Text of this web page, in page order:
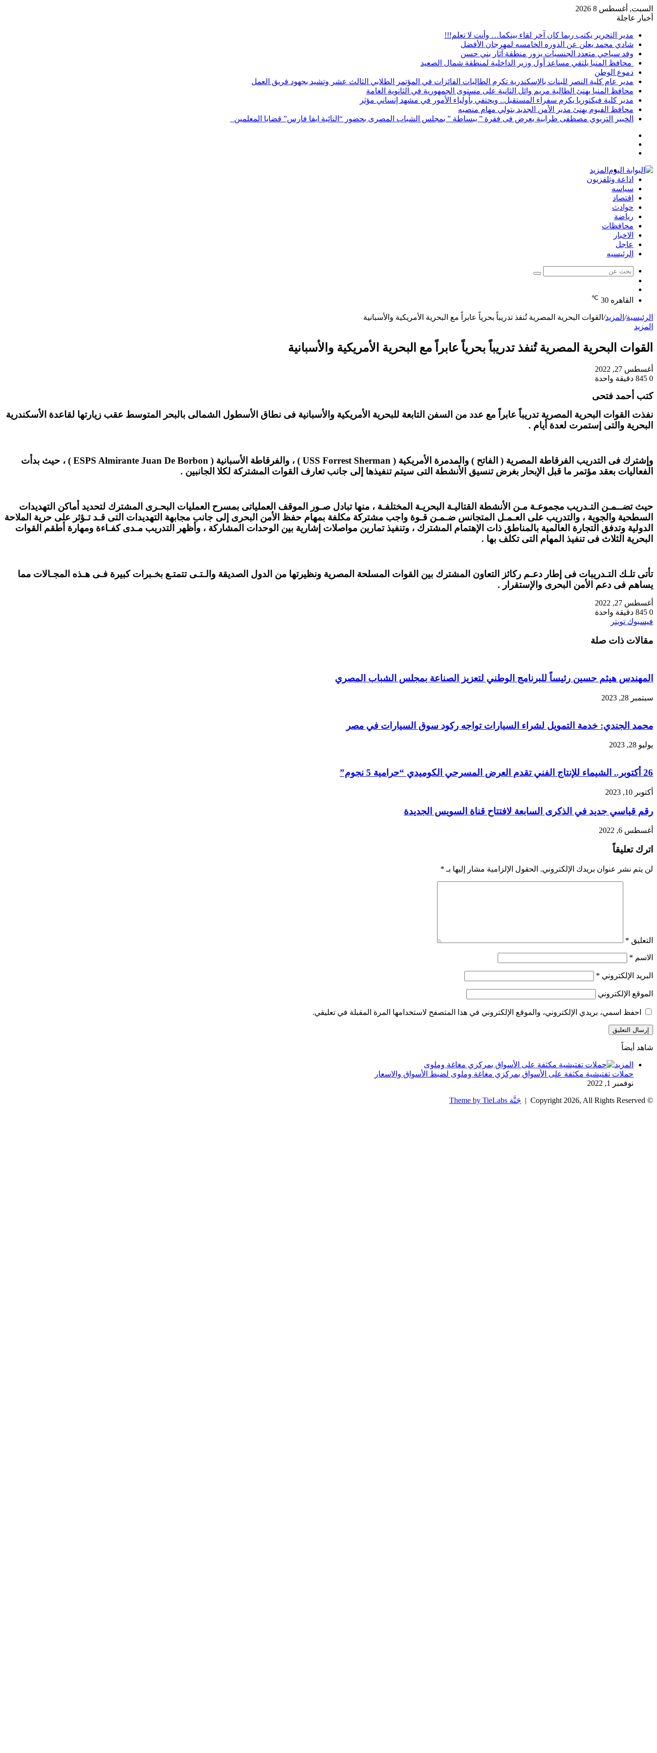
السبت, أغسطس 8 2026
أخبار عاجلة
مدير التحرير يكتب ربما كان آخر لقاء بينكما… وأنت لا تعلم!!!
شادي محمد يعلن عن الدوره الخامسه لمهرجان الأفضل
وفد سياحي متعدد الجنسيات يزور منطقة آثار بني حسن
محافظ المنيا يلتقي مساعد أول وزير الداخلية لمنطقة شمال الصعيد
دموع الوطن
مدير عام كلية النصر للبنات بالإسكندرية تكرم الطالبات الفائزات في المؤتمر الطلابي الثالث عشر وتشيد بجهود فريق العمل
محافظ المنيا يهنئ الطالبة مريم وائل الثانية على مستوى الجمهورية في الثانوية العامة
مدير كلية فيكتوريا يكرم سفراء المستقبل.. ويحتفي بأولياء الأمور في مشهد إنساني مؤثر
محافظ الفيوم يهنئ مدير الأمن الجديد بتولي مهام منصبه
الخبير التربوي مصطفى طرابية يعرض فى فقرة ” ببساطة ” بمجلس الشباب المصرى بحضور “النائبة ايفا فارس” قضايا المعلمين
المزيد
اذاعة وتلفزيون
سياسه
اقتصاد
حوادث
رياضة
محافظات
الاخبار
عاجل
الرئيسيه
بحث
عشوائي
القاهره 30
℃
الرئيسية/ المزيد/ القوات البحرية المصرية تُنفذ تدريباً بحرياً عابراً مع البحرية الأمريكية والأسبانية
المزيد
القوات البحرية المصرية تُنفذ تدريباً بحرياً عابراً مع البحرية الأمريكية والأسبانية
أغسطس 27, 2022
0
دقيقة واحدة
كتب أحمد فتحى
نفذت القوات البحرية المصرية تدريباً عابراً مع عدد من السفن التابعة للبحرية الأمريكية والأسبانية فى نطاق الأسطول الشمالى بالبحر المتوسط عقب زيارتها لقاعدة الأسكندرية
البحرية والتى إستمرت لعدة أيام .
وإشترك فى التدريب الفرقاطة المصرية ( الفاتح ) والمدمرة الأمريكية ( USS Forrest Sherman ) ، والفرقاطة الأسبانية ( ESPS Almirante Juan De Borbon ) ، حيث بدأت
الفعاليات بعقد مؤتمر ما قبل الإبحار بغرض تنسيق الأنشطة التى سيتم تنفيذها إلى جانب تعارف القوات المشتركة لكلا الجانبين .
حيث تضــمـن التـدريب مجموعـة مـن الأنشطة القتاليـة البحريـة المختلفـة ، منها تبادل صـور الموقف العملياتى بمسرح العمليات البحـرى المشترك لتحديد أماكن التهديدات
السطحية والجوية ، والتدريب على العـمـل المتجانس ضـمـن قـوة واجب مشتركة مكلفة بمهام حفظ الأمن البحرى إلى جانب مجابهة التهديدات التى قـد تـؤثر على حرية الملاحة
الدولية وتدفق التجارة العالمية بالمناطق ذات الإهتمام المشترك ، وتنفيذ تمارين مواصلات إشارية بين الوحدات المشاركة ، وأظهر التدريب مـدى كفـاءة ومهارة أطقم القوات
البحرية الثلاث فى تنفيذ المهام التى تكلف بها .
تأتى تلـك التـدريبات فى إطار دعـم ركائز التعاون المشترك بين القوات المسلحة المصرية ونظيرتها من الدول الصديقة والـتـى تتمتـع بخـبرات كبيرة فـى هـذه المجـالات مما
يساهم فى دعم الأمن البحرى والإستقرار .
أغسطس 27, 2022
0
دقيقة واحدة
فيسبوك تويتر
البريد
مقالات ذات صلة
المهندس هيثم حسين رئيساً للبرنامج الوطني لتعزيز الصناعة بمجلس الشباب المصري
سبتمبر 28, 2023
محمد الجندي: خدمة التمويل لشراء السيارات تواجه ركود سوق السيارات في مصر
يوليو 28, 2023
26 أكتوبر.. الشيماء للإنتاج الفني تقدم العرض المسرحي الكوميدي “حرامية 5 نجوم”
أكتوبر 10, 2023
رقم قياسي جديد في الذكرى السابعة لافتتاح قناة السويس الجديدة
أغسطس 6, 2022
اترك تعليقاً
لن يتم نشر عنوان بريدك الإلكتروني. الحقول الإلزامية مشار إليها بـ *
التعليق *
الاسم *
البريد الإلكتروني *
الموقع الإلكتروني
احفظ اسمي، بريدي الإلكتروني، والموقع الإلكتروني في هذا المتصفح لاستخدامها المرة المقبلة في تعليقي.
شاهد أيضاً
المزيد
حملات تفتيشية مكثفة على الأسواق بمركزي مغاغة وملوى لضبط الأسواق والاسعار
نوفمبر 1, 2022
© Copyright 2026, All Rights Reserved |
جَنَّة Theme by TieLabs